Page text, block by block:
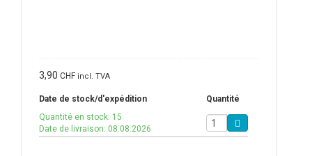
3,90 CHF incl. TVA
Date de stock/d'expédition
Quantité
Quantité en stock: 15
Date de livraison: 08.08.2026